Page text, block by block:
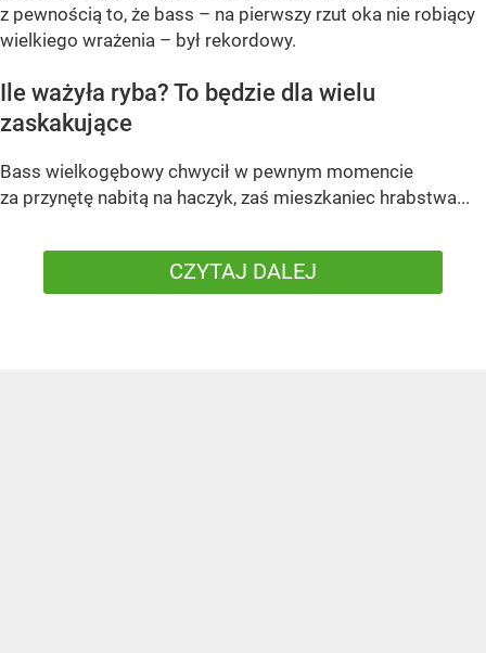
z pewnością to, że bass – na pierwszy rzut oka nie robiący
wielkiego wrażenia – był rekordowy.
Ile ważyła ryba? To będzie dla wielu
zaskakujące
Bass wielkogębowy chwycił w pewnym momencie
za przynętę nabitą na haczyk, zaś mieszkaniec hrabstwa...
CZYTAJ DALEJ